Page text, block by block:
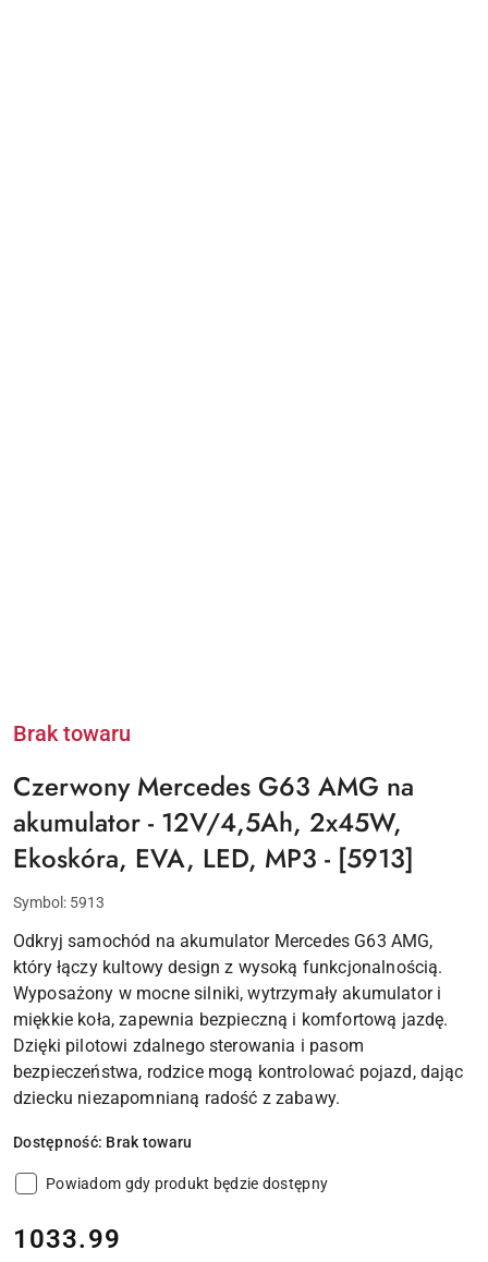
Brak towaru
Czerwony Mercedes G63 AMG na
akumulator - 12V/4,5Ah, 2x45W,
Ekoskóra, EVA, LED, MP3 - [5913]
Symbol: 5913
Odkryj samochód na akumulator Mercedes G63 AMG,
który łączy kultowy design z wysoką funkcjonalnością.
Wyposażony w mocne silniki, wytrzymały akumulator i
miękkie koła, zapewnia bezpieczną i komfortową jazdę.
Dzięki pilotowi zdalnego sterowania i pasom
bezpieczeństwa, rodzice mogą kontrolować pojazd, dając
dziecku niezapomnianą radość z zabawy.
Dostępność: Brak towaru
Powiadom gdy produkt będzie dostępny
cena:
1033.99